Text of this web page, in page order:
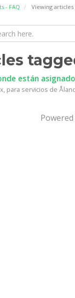
- FAQ Viewing articles
están
para servicios de